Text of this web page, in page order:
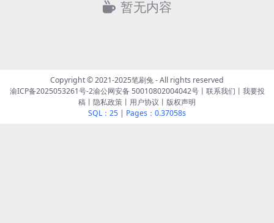
暂无内容
Copyright © 2021-2025笔刷兔- All rights reserved
渝ICP备2025053261号-2渝公网安备 50010802004042号丨 联系我们 丨 我要投
稿 丨 隐私政策 丨 用户协议 丨 版权声明
SQL：25 | Pages：0.37058s